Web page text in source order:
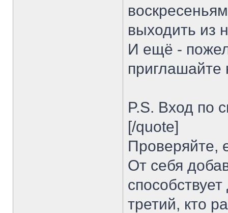
выходить из
И ещё -
приглашайте
P.S. Вход по
[/quote]
Проверяйте,
От себя
третий, кто